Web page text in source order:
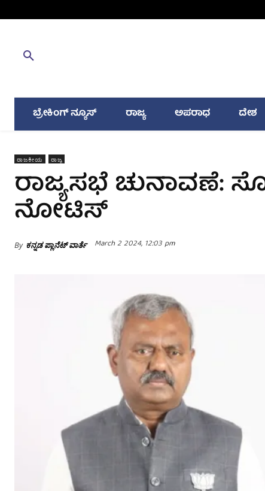
ಬ್ರೇಕಿಂಗ್ ನ್ಯೂಸ್ ರಾಜ್ಯ ಅಪರಾಧ ದೇಶ
ರಾಜಕೀಯ ರಾಜ್ಯ
ರಾಜ್ಯಸಭೆ ಚುನಾವಣೆ:
ನೋಟಿಸ್
By ಕನ್ನಡ ಪ್ಲಾನೆಟ್ ವಾರ್ತೆ March 2 2024, 12:03 pm